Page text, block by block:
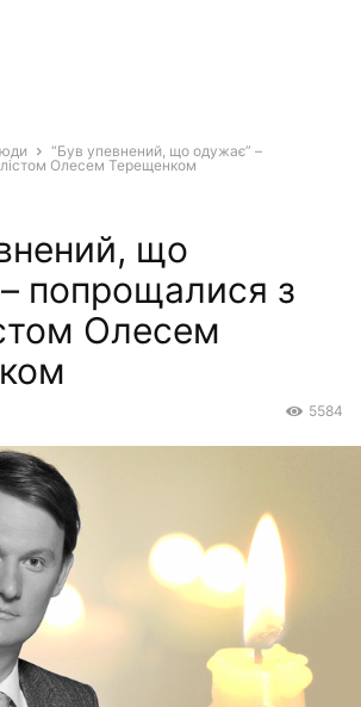
“Був упевнений, що одужає” –
Олесем Терещенком
що
попрощалися з
Олесем
5584